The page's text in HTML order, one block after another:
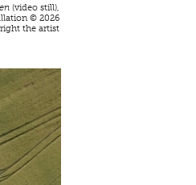
(video still),
© 2026
the artist